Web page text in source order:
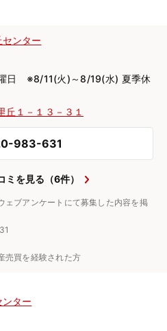
ンター
日 ※8/11(火)～8/19(水) 夏季休
丘１－１３－３１
983-631
ミを見る（6件）
ェブアンケートにて募集した内容を掲
売買を経験された方
ター